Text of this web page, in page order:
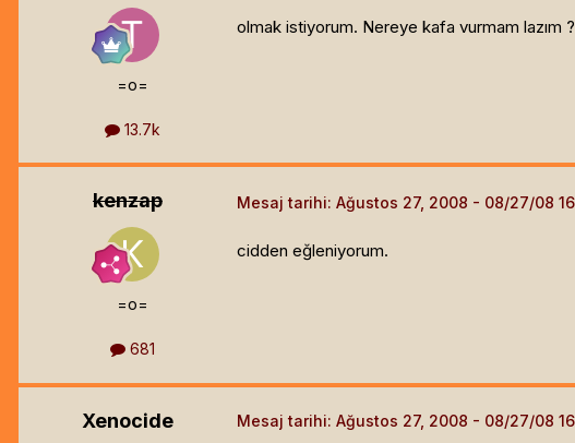
=o=
13.7k
olmak istiyorum. Nereye kafa vurmam lazım ?
kenzap
=o=
681
Mesaj tarihi: Ağustos 27, 2008
cidden eğleniyorum.
Xenocide Mesaj tarihi: Ağustos 27, 2008